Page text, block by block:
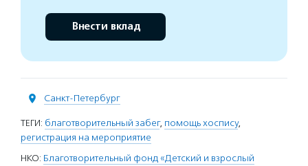
Внести вклад
Санкт-Петербург
ТЕГИ: благотворительный забег, помощь хоспису,
регистрация на мероприятие
НКО: Благотворительный фонд «Детский и взрослый